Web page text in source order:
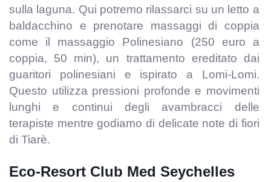
sulla laguna. Qui potremo rilassarci su un letto a
baldacchino e prenotare massaggi di coppia
come il massaggio Polinesiano (250 euro a
coppia, 50 min), un trattamento ereditato dai
guaritori polinesiani e ispirato a Lomi-Lomi.
Questo utilizza pressioni profonde e movimenti
lunghi e continui degli avambracci delle
terapiste mentre godiamo di delicate note di fiori
di Tiarè.
Eco-Resort Club Med Seychelles